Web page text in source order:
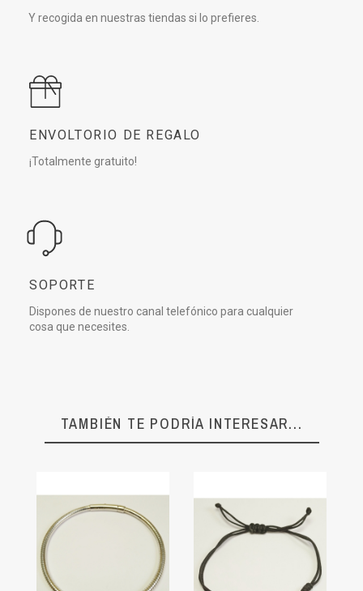
Y recogida en nuestras tiendas si lo prefieres.
ENVOLTORIO DE REGALO
¡Totalmente gratuito!
SOPORTE
Dispones de nuestro canal telefónico para cualquier
cosa que necesites.
TAMBIÉN TE PODRÍA INTERESAR...